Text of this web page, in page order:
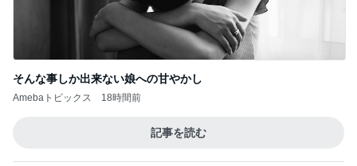
そんな事しか出来ない娘への甘やかし
Amebaトピックス 18時間前
記事を読む